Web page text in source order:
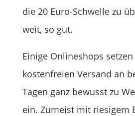
die 20 Euro-Schwelle zu
weit, so gut.
Einige Onlineshops
kostenfreien Versand an
Tagen ganz bewusst zu
ein. Zumeist mit riesigem